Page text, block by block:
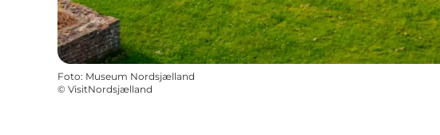
Foto: Museum Nordsjælland
© VisitNordsjælland